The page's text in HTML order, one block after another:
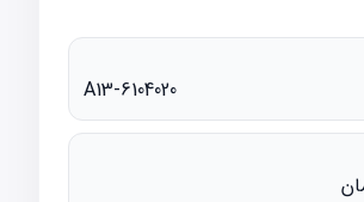
A13-6104020